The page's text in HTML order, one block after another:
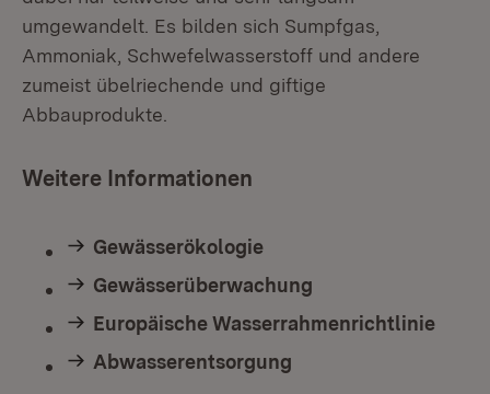
umgewandelt. Es bilden sich Sumpfgas,
Ammoniak, Schwefelwasserstoff und andere
zumeist übelriechende und giftige
Abbauprodukte.
Weitere Informationen
Gewässerökologie
Gewässerüberwachung
Europäische Wasserrahmenrichtlinie
Abwasserentsorgung